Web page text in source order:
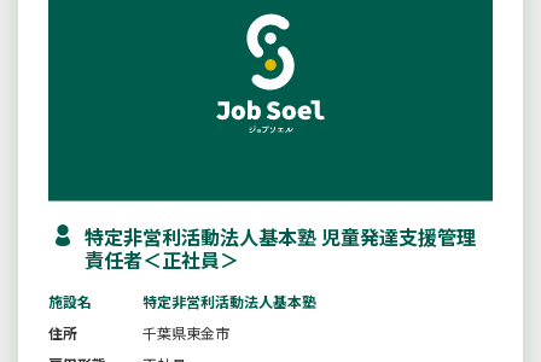
特定非営利活動法人基本塾 児童発達支援管理
責任者＜正社員＞
施設名
特定非営利活動法人基本塾
住所
千葉県東金市